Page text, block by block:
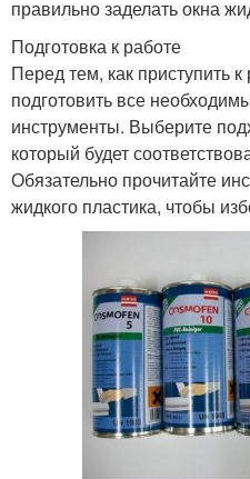
правильно заделать окна
Подготовка к работе
Перед тем, как приступить
подготовить все
инструменты. Выберите
который будет
Обязательно прочитайте
жидкого пластика, чтобы